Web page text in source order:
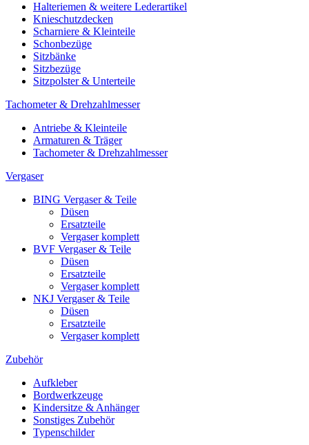
Halteriemen & weitere Lederartikel
Knieschutzdecken
Scharniere & Kleinteile
Schonbezüge
Sitzbänke
Sitzbezüge
Sitzpolster & Unterteile
Tachometer & Drehzahlmesser
Antriebe & Kleinteile
Armaturen & Träger
Tachometer & Drehzahlmesser
Vergaser
BING Vergaser & Teile
Düsen
Ersatzteile
Vergaser komplett
BVF Vergaser & Teile
Düsen
Ersatzteile
Vergaser komplett
NKJ Vergaser & Teile
Düsen
Ersatzteile
Vergaser komplett
Zubehör
Aufkleber
Bordwerkzeuge
Kindersitze & Anhänger
Sonstiges Zubehör
Typenschilder